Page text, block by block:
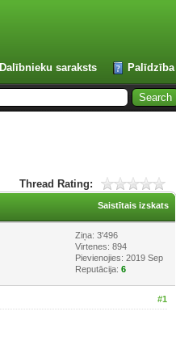
Dalībnieku saraksts Palīdzība
Thread Rating:
Saistītais izskats
Ziņa: 3'496
Virtenes: 894
Pievienojies: 2019 Sep
Reputācija:6
#1